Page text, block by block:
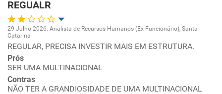
Não recomenda a diretoria
REGUALR
Oportunidade de promoção
Ambiente de trabalho
Conciliação com a vida familiar
29 Julho 2026. Analista de Recursos Humanos (Ex-Funcionário), Santa
Catarina
REGULAR, PRECISA INVESTIR MAIS EM ESTRUTURA.
Prós
SER UMA MULTINACIONAL
Contras
NÃO TER A GRANDIOSIDADE DE UMA MULTINACIONAL